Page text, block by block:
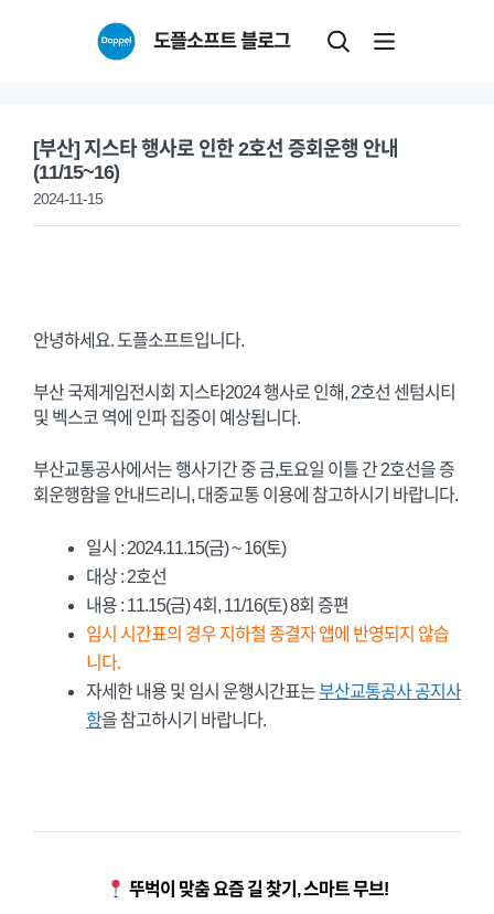
도플소프트 블로그
[부산] 지스타 행사로 인한 2호선 증회운행 안내
(11/15~16)
2024-11-15
안녕하세요. 도플소프트입니다.
부산 국제게임전시회 지스타2024 행사로 인해, 2호선 센텀시티
및 벡스코 역에 인파 집중이 예상됩니다.
부산교통공사에서는 행사기간 중 금,토요일 이틀 간 2호선을 증
회운행함을 안내드리니, 대중교통 이용에 참고하시기 바랍니다.
일시 : 2024.11.15(금) ~ 16(토)
대상 : 2호선
내용 : 11.15(금) 4회, 11/16(토) 8회 증편
임시 시간표의 경우 지하철 종결자 앱에 반영되지 않습
니다.
자세한 내용 및 임시 운행시간표는부산교통공사 공지사
항을 참고하시기 바랍니다.
뚜벅이 맞춤 요즘 길 찾기, 스마트 무브!